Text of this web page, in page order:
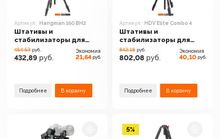
Артикул: Hangman 160 BH2
Штативы и
стабилизаторы для
фото-, видео- и
световой техники
454.53 руб.
432,89 руб.
Экономия
21,64 руб.
Подробнее В корзину
Артикул: HDV Elite Combo 4
Штативы и
стабилизаторы для
фото-, видео- и
световой техники
842.18 руб.
802,08 руб.
Экономия
40,10 руб.
Подробнее В корзину
5%